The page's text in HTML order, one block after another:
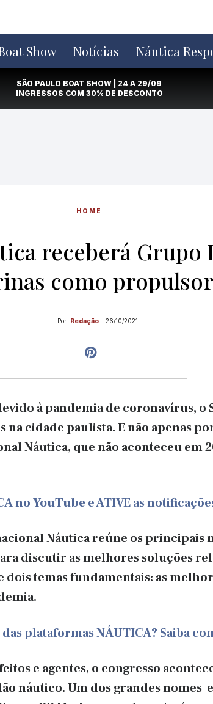
Show Notícias Náutica
SÃO PAULO BOAT SHOW | 24 A 29/09
INGRESSOS COM 30% DE DESCONTO
HOME
receberá Grupo
como
Por: Redação - 26/10/2021
à pandemia de coronavírus, o
na cidade paulista. E não apenas
Náutica, que não aconteceu em
noYouTubee ATIVE as
Náutica reúne os principais
discutir as melhores soluções
dois temas fundamentais: as
plataformas NÁUTICA? Saiba
e agentes, o congresso
náutico. Um dos grandes nomes